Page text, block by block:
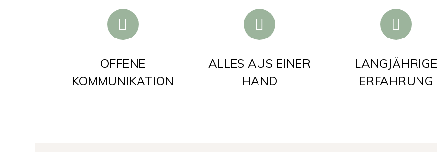
OFFENE
KOMMUNIKATION
ALLES AUS EINER
HAND
LANGJÄHRIGE
ERFAHRUNG